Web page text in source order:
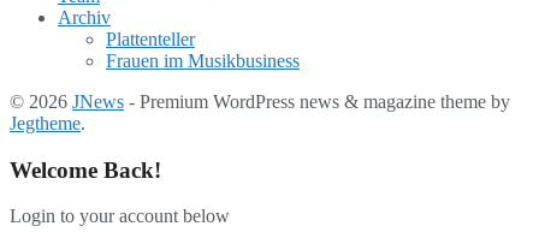
Archiv
Plattenteller
Frauen im Musikbusiness
© 2026 JNews - Premium WordPress news & magazine theme by
Jegtheme.
Welcome Back!
Login to your account below